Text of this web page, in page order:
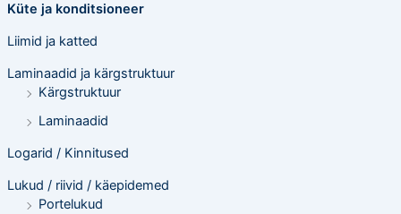
Küte ja konditsioneer
Liimid ja katted
Laminaadid ja kärgstruktuur
Kärgstruktuur
Laminaadid
Logarid / Kinnitused
Lukud / riivid / käepidemed
Portelukud